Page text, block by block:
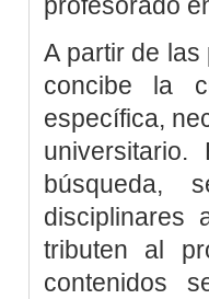
A partir de
concibe la
específica,
búsqueda,
disciplinares
tributen al
contenidos